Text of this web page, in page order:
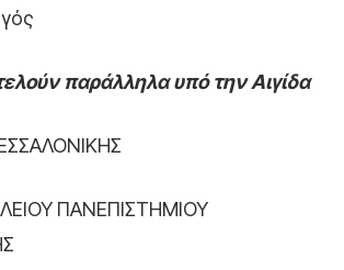
παράλληλα υπό την Αιγίδα
ΠΑΝΕΠΙΣΤΗΜΙΟΥ